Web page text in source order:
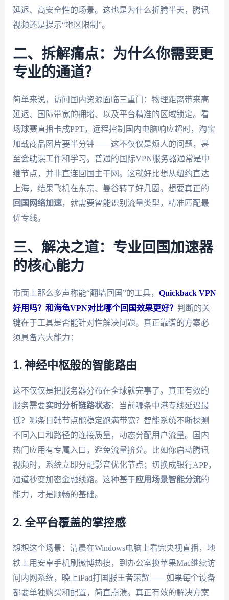
延迟、高安全性的场景。这也是为什么折腾半天，腾讯
视频还是提示“地区限制”。
二、拆解痛点：为什么你需要更
专业的通道？
简单来说，访问国内资源面临三重门：物理距离带来高
延迟、国际带宽的拥堵、以及平台精准的区域锁定。看
场球赛直播卡成PPT，远程控制国内电脑响应超时，淘宝
加载商品图片要半分钟——这不仅仅是烦人的问题，甚
至会耽误工作和学习。普通的国际VPN服务器通常是中
继节点，并非直连回国主干网。这就好比想从纽约直达
上海，结果飞机在东京、曼谷转了好几圈。想要真正的
回国网络加速，就需要智能识别流量类型，精准匹配最
优专线。
三、解决之道：专业回国加速器
的核心能力
市面上那么多声称能“翻墙回国”的工具， Quickback VPN
好用吗？和海龟VPN对比哪个回国效果更好？ 判断的关
键在于工具是否能针对性解决问题。真正靠谱的方案必
须具备六大能力：
1. 神经中枢般的智能路由
这不仅仅是把服务器分布在全球就完事了。真正有效的
服务需要实时分析链路状态：当前哪条中港专线延迟最
低？哪条日韩节点能稳定跑满带宽？智能系统不断探测
不同入口和路径的连接质量，动态分配用户流量。国内
热门应用有专属入口，避免流量挤兑。比如你启动腾讯
视频时，系统立即分配影音优化节点；切换成银行APP，
通道秒变加密金融线路。这种基于应用场景智能分流的
能力，才是顺畅的基础。
2. 全平台覆盖的掌控感
想想这个场景：清晨在Windows电脑上看完央视直播，地
铁上用安卓手机刷微博热搜，到办公室换苹果Mac继续访
问内网系统，晚上iPad打国服王者荣耀——如果每个设备
都要单独购买和配置，简直崩溃。真正有效的解决方案